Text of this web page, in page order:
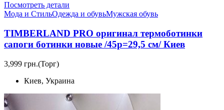
Посмотреть детали
Мода и СтильОдежда и обувьМужская обувь
TIMBERLAND PRO оригинал термоботинки
сапоги ботинки новые /45р=29,5 см/ Киев
3,999 грн.(Торг)
Киев, Украина